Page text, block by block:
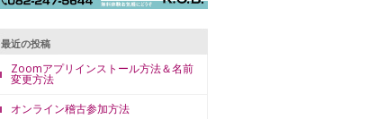
最近の投稿
Zoomアプリインストール方法＆名前
変更方法
オンライン稽古参加方法